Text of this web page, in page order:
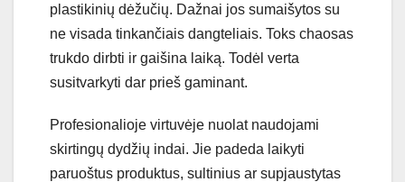
plastikinių dėžučių. Dažnai jos sumaišytos su
ne visada tinkančiais dangteliais. Toks chaosas
trukdo dirbti ir gaišina laiką. Todėl verta
susitvarkyti dar prieš gaminant.
Profesionalioje virtuvėje nuolat naudojami
skirtingų dydžių indai. Jie padeda laikyti
paruoštus produktus, sultinius ar supjaustytas